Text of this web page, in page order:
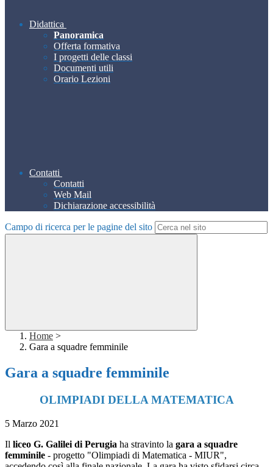
Didattica
Panoramica
Offerta formativa
I progetti delle classi
Documenti utili
Orario Lezioni
Contatti
Contatti
Web Mail
Dichiarazione accessibilità
Campo di ricerca per le pagine del sito
Home >
Gara a squadre femminile
Gara a squadre femminile
OLIMPIADI DELLA MATEMATICA
5 Marzo 2021
Il liceo G. Galilei di Perugia ha stravinto la gara a squadre
femminile - progetto "Olimpiadi di Matematica - MIUR",